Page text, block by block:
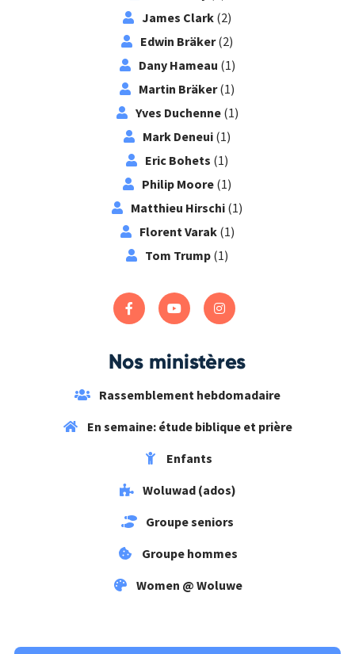
James Clark (2)
Edwin Bräker(2)
Dany Hameau (1)
Martin Bräker(1)
Yves Duchenne(1)
Mark Deneui (1)
Eric Bohets (1)
Philip Moore (1)
Matthieu Hirschi (1)
Florent Varak(1)
Tom Trump (1)
Nos ministères
Rassemblement hebdomadaire
En semaine: étude biblique et prière
Enfants
Woluwad (ados)
Groupe seniors
Groupe hommes
Women @ Woluwe